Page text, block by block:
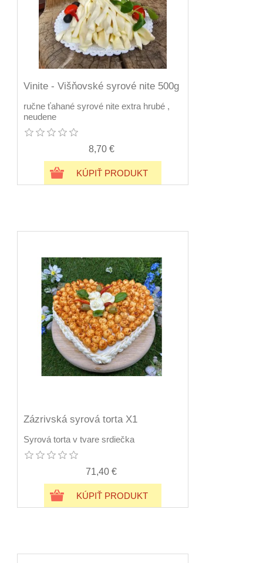
Vinite - Višňovské syrové nite 500g
ručne ťahané syrové nite extra hrubé ,
neudene
8,70 €
KÚPIŤ PRODUKT
Zázrivská syrová torta X1
Syrová torta v tvare srdiečka
71,40 €
KÚPIŤ PRODUKT